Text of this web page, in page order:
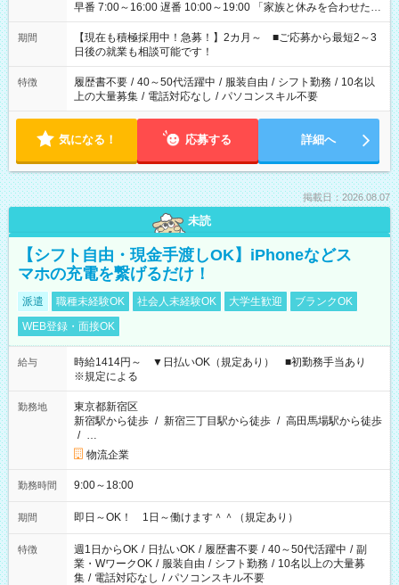
早番 7:00～16:00 遅番 10:00～19:00 「家族と休みを合わせた
い」 「余裕を持って夕飯の準備がしたい」 「できれば残業はし
たくない」 など、ご希望を教えてくださいね。 ※Wワーク希望
の方へ 今ご覧のお仕事で希望する勤務時間と、もう1つのお仕事
の勤務時間。 合計で週40時間を超える場合は応募できません。
期間
【現在も積極採用中！急募！】2カ月～ ■ご応募から最短2～3
日後の就業も相談可能です！
特徴 履歴書不要 / 40～50代活躍中 / 服装自由 / シフト勤務 / 10名以
上の大量募集 / 電話対応なし / パソコンスキル不要
気になる！ 応募する 詳細へ
掲載日：2026.08.07
未読
【シフト自由・現金手渡しOK】iPhoneなどス
マホの充電を繋げるだけ！
派遣 職種未経験OK 社会人未経験OK 大学生歓迎
ブランクOK
WEB登録・面接OK
給与
時給1414円～ ▼日払いOK（規定あり） ■初勤務手当あり
※規定による
勤務地
東京都新宿区
新宿駅から徒歩 / 新宿三丁目駅から徒歩 / 高田馬場駅から徒歩
/ …
物流企業
勤務時間 9:00～18:00
期間 即日～OK！ 1日～働けます＾＾（規定あり）
特徴 週1日からOK / 日払いOK / 履歴書不要 / 40～50代活躍中 / 副
業・WワークOK / 服装自由 / シフト勤務 / 10名以上の大量募
集 / 電話対応なし / パソコンスキル不要